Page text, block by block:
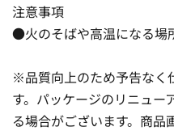
注意事項
●火のそばや高温になる場
※品質向上のため予告なく
す。パッケージのリニュー
る場合がございます。商品